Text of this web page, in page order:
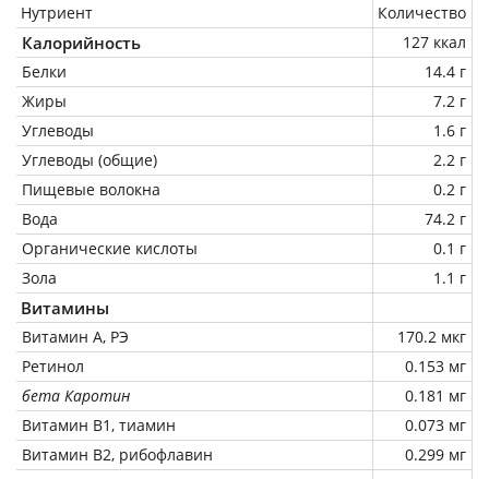
Нутриент
Количество
Калорийность
127 ккал
Белки
14.4 г
Жиры
7.2 г
Углеводы
1.6 г
Углеводы (общие)
2.2 г
Пищевые волокна
0.2 г
Вода
74.2 г
Органические кислоты
0.1 г
Зола
1.1 г
Витамины
Витамин А, РЭ
170.2 мкг
Ретинол
0.153 мг
бета Каротин
0.181 мг
Витамин В1, тиамин
0.073 мг
Витамин В2, рибофлавин
0.299 мг